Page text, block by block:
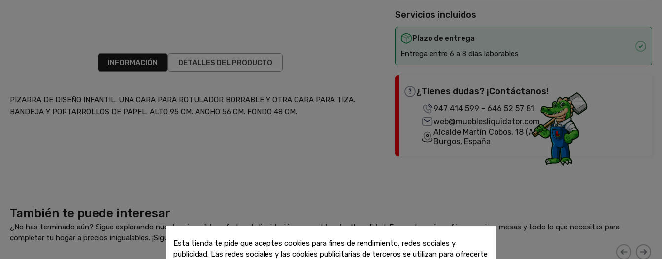
INFORMACIÓN DETALLES DEL PRODUCTO
PIZARRA DE DISEÑO INFANTIL. UNA CARA PARA ROTULADOR BORRABLE Y OTRA CARA PARA TIZA.
BANDEJA Y PORTARROLLOS DE PAPEL. ALTO 95 CM. ANCHO 56 CM. FONDO 48 CM.
Servicios incluidos
Plazo de entrega
Entrega entre 6 a 8 días laborables
¿Tienes dudas? ¡Contáctanos!
947 414 599 - 646 52 57 81
web@mueblesliquidator.com
Alcalde Martín Cobos, 18 (Antigua Fiat)
Burgos, España
También te puede interesar
¿No has terminado aún? Sigue explorando nuestras increíbles ofertas de liquidación en muebles de alta calidad. Encuentra más sofás, armarios, mesas y todo lo que necesitas para
completar tu hogar a precios inigualables. ¡Sigue comprando y aprovecha estos descuentos exclusivos antes de que se agoten!
Esta tienda te pide que aceptes cookies para fines de rendimiento, redes sociales y
publicidad. Las redes sociales y las cookies publicitarias de terceros se utilizan para ofrecerte